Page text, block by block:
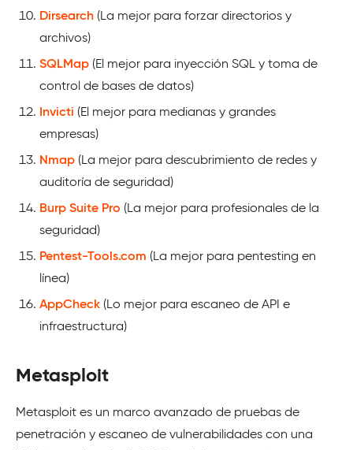
Dirsearch (La mejor para forzar directorios y
archivos)
SQLMap (El mejor para inyección SQL y toma de
control de bases de datos)
Invicti (El mejor para medianas y grandes
empresas)
Nmap (La mejor para descubrimiento de redes y
auditoría de seguridad)
Burp Suite Pro (La mejor para profesionales de la
seguridad)
Pentest-Tools.com (La mejor para pentesting en
línea)
AppCheck (Lo mejor para escaneo de API e
infraestructura)
Metasploit
Metasploit es un marco avanzado de pruebas de
penetración y escaneo de vulnerabilidades con una